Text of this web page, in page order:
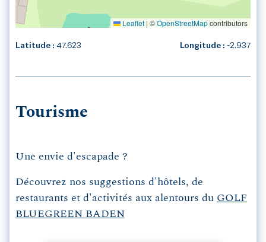
Leaflet | ©OpenStreetMapcontributors
Latitude : 47.623 Longitude : -2.937
Tourisme
Une envie d'escapade ?
Découvrez nos suggestions d'hôtels, de
restaurants et d'activités aux alentours du GOLF
BLUEGREEN BADEN